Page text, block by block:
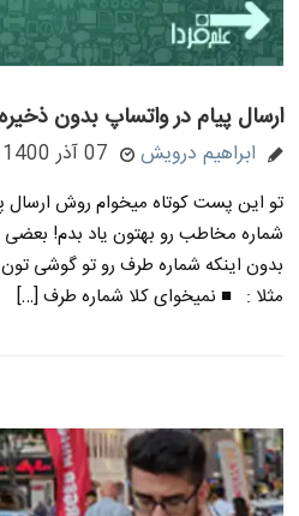
ارسال پیام در واتساپ بدون
ابراهیم درویش 07 آذر 1400
تو این پست کوتاه میخوام روش ارسال
شماره مخاطب رو بهتون یاد بدم! بعضی
بدون اینکه شماره طرف رو تو گوشی
مثلا : ■ نمیخوای کلا شماره طرف […]